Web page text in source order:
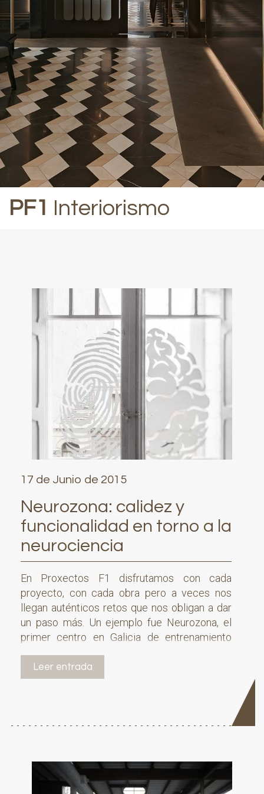
PF1 Interiorismo
17 de Junio de 2015
Neurozona: calidez y
funcionalidad en torno a la
neurociencia
En Proxectos F1 disfrutamos con cada
proyecto, con cada obra pero a veces nos
llegan auténticos retos que nos obligan a dar
un paso más. Un ejemplo fue Neurozona, el
primer centro en Galicia de entrenamiento
basada en la neurociencia en la que es
fundamental el entorno en el que se lleva a
Leer entrada